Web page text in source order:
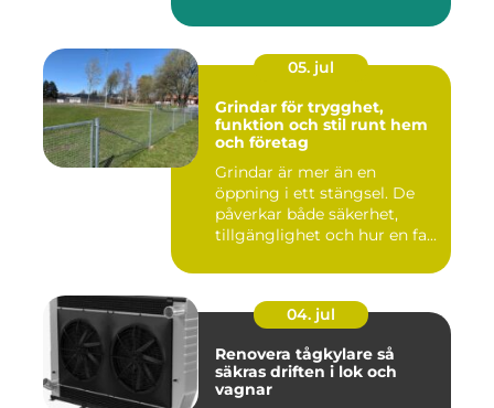
05. jul
Grindar för trygghet,
funktion och stil runt hem
och företag
Grindar är mer än en
öppning i ett stängsel. De
påverkar både säkerhet,
tillgänglighet och hur en fa...
04. jul
Renovera tågkylare så
säkras driften i lok och
vagnar